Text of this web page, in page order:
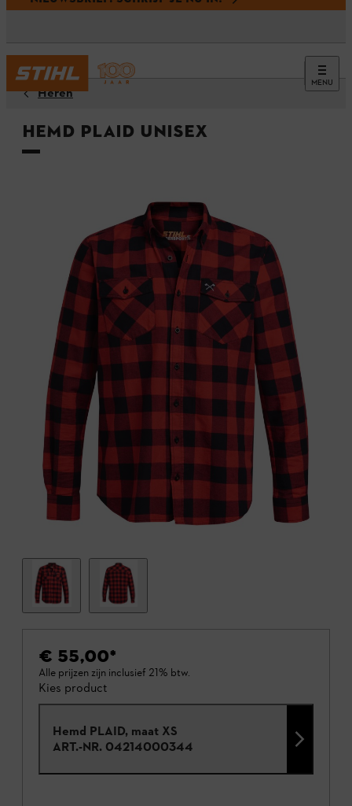
MENU
Heren
Hemd PLAID Unisex
€ 55,00*
Alle prijzen zijn inclusief 21% btw.
Kies product
Hemd PLAID, maat XS
ART.-NR. 04214000344